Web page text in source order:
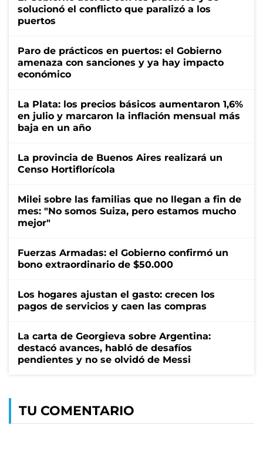
solucionó el conflicto que paralizó a los
puertos
Paro de prácticos en puertos: el Gobierno
amenaza con sanciones y ya hay impacto
económico
La Plata: los precios básicos aumentaron 1,6%
en julio y marcaron la inflación mensual más
baja en un año
La provincia de Buenos Aires realizará un
Censo Hortiflorícola
Milei sobre las familias que no llegan a fin de
mes: "No somos Suiza, pero estamos mucho
mejor"
Fuerzas Armadas: el Gobierno confirmó un
bono extraordinario de $50.000
Los hogares ajustan el gasto: crecen los
pagos de servicios y caen las compras
La carta de Georgieva sobre Argentina:
destacó avances, habló de desafíos
pendientes y no se olvidó de Messi
TU COMENTARIO